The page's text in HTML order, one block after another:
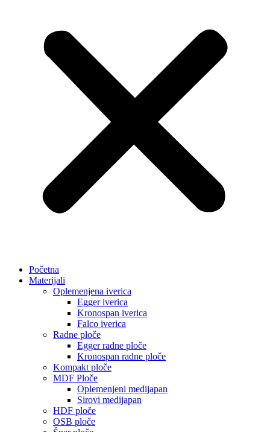
Početna
Materijali
Oplemenjena iverica
Egger iverica
Kronospan iverica
Falco iverica
Radne ploče
Egger radne ploče
Kronospan radne ploče
Kompakt ploče
MDF Ploče
Oplemenjeni medijapan
Sirovi medijapan
HDF ploče
OSB ploče